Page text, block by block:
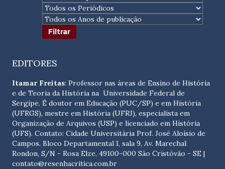
EDITORES
Itamar Freitas: Professor nas áreas de Ensino de História
e de Teoria da História na Universidade Federal de
Sergipe. É doutor em Educação (PUC/SP) e em História
(UFRGS), mestre em História (UFRJ), especialista em
Organização de Arquivos (USP) e licenciado em História
(UFS). Contato: Cidade Universitária Prof. José Aloísio de
Campos. Bloco Departamental I, sala 9, Av. Marechal
Rondon, S/N - Rosa Elze, 49100-000 São Cristóvão - SE |
contato@resenhacritica.com.br